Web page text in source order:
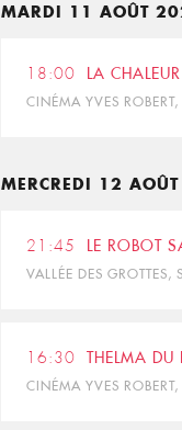
MARDI 11 AOÛT
18:00 LA CHALEUR
CINÉMA YVES
MERCREDI 12
21:45 LE ROBOT
VALLÉE DES GROTTES,
16:30 THELMA DU
CINÉMA YVES